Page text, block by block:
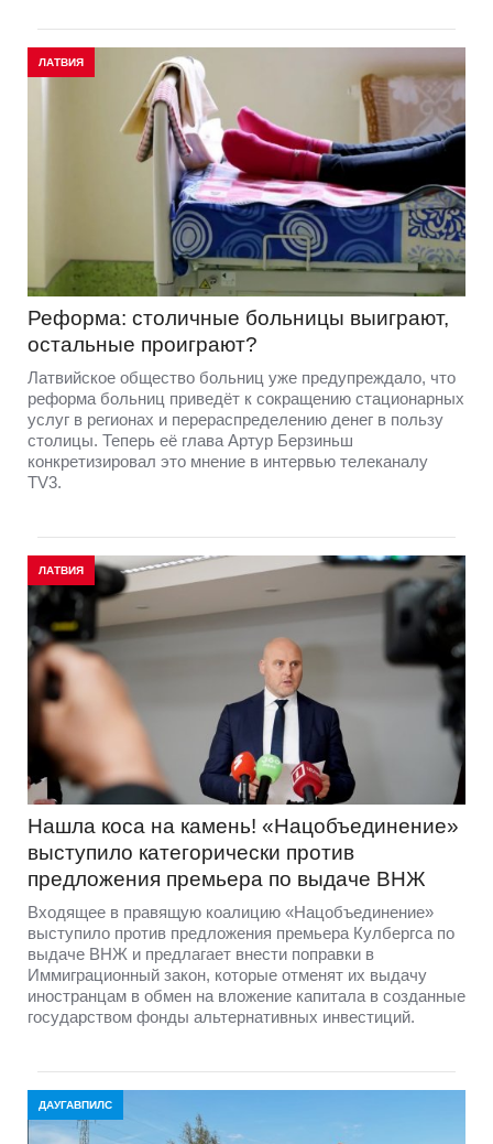
ЛАТВИЯ
Реформа: столичные больницы выиграют,
остальные проиграют?
Латвийское общество больниц уже предупреждало, что
реформа больниц приведёт к сокращению стационарных
услуг в регионах и перераспределению денег в пользу
столицы. Теперь её глава Артур Берзиньш
конкретизировал это мнение в интервью телеканалу
TV3.
ЛАТВИЯ
Нашла коса на камень! «Нацобъединение»
выступило категорически против
предложения премьера по выдаче ВНЖ
Входящее в правящую коалицию «Нацобъединение»
выступило против предложения премьера Кулбергса по
выдаче ВНЖ и предлагает внести поправки в
Иммиграционный закон, которые отменят их выдачу
иностранцам в обмен на вложение капитала в созданные
государством фонды альтернативных инвестиций.
ДАУГАВПИЛС